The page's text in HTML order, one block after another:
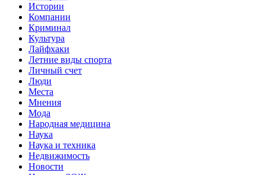
Истории
Компании
Криминал
Культура
Лайфхаки
Летние виды спорта
Личный счет
Люди
Места
Мнения
Мода
Народная медицина
Наука
Наука и техника
Недвижимость
Новости